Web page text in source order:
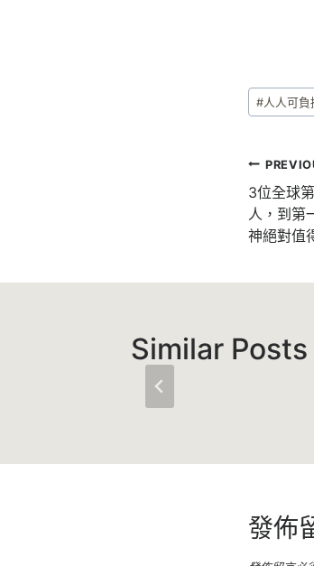
Post
Tags:
#人人可負
文
章
導
3位全球
人，到第
神絕對值
Similar Posts
發佈